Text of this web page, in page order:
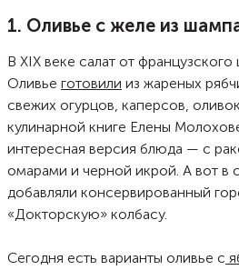
1. Оливье с желе из
В XIX веке салат от
Оливье готовили из жареных
свежих огурцов, каперсов,
кулинарной книге Елены
интересная версия блюда — с
омарами и черной икрой. А вот в
добавляли консервированный
«Докторскую» колбасу.
Сегодня есть варианты оливье с